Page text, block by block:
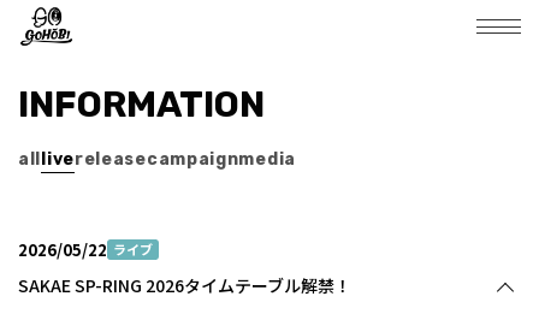
INFORMATION
all livereleasecampaignmedia
2026/05/22 ライブ
SAKAE SP-RING 2026タイムテーブル解禁！